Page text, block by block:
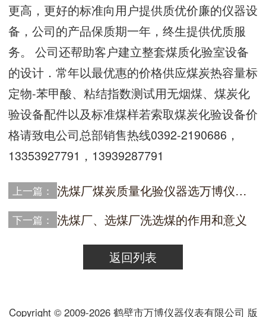
更高，更好的标准向用户提供质优价廉的仪器设
备，公司的产品保质期一年，终生提供优质服
务。 公司还帮助客户建立整套煤质化验室设备
的设计．常年以最优惠的价格供应煤炭热容量标
定物-苯甲酸、粘结指数测试用无烟煤、煤炭化
验设备配件以及标准煤样若索取煤炭化验设备价
格请致电公司总部销售热线0392-2190686，
13353927791，13939287791
上一篇： 洗煤厂煤炭质量化验仪器选万博仪器公司
下一篇： 洗煤厂、选煤厂洗选煤的作用和意义
返回列表
Copyright © 2009-2026 鹤壁市万博仪器仪表有限公司 版